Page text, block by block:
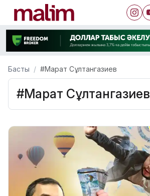
Басты #Марат Сұлтангазиев
#Марат Сұлтангазиев